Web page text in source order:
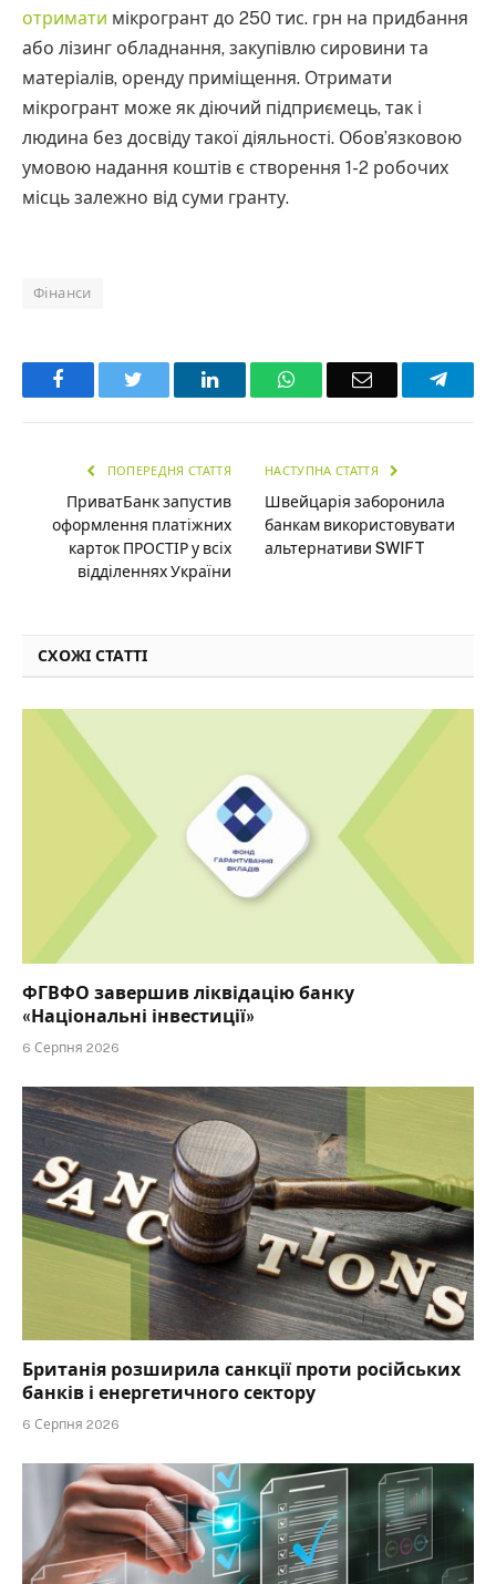
отримати мікрогрант до 250 тис. грн на придбання
або лізинг обладнання, закупівлю сировини та
матеріалів, оренду приміщення. Отримати
мікрогрант може як діючий підприємець, так і
людина без досвіду такої діяльності. Обов’язковою
умовою надання коштів є створення 1-2 робочих
місць залежно від суми гранту.
Фінанси
Facebook LinkedInWhatsAppEmail
ПОПЕРЕДНЯ СТАТТЯ
ПриватБанк запустив
оформлення платіжних
карток ПРОСТІР у всіх
відділеннях України
НАСТУПНА СТАТТЯ
Швейцарія заборонила
банкам використовувати
альтернативи SWIFT
СХОЖІ СТАТТІ
ФГВФО завершив ліквідацію банку
«Національні інвестиції»
6 Серпня 2026
Британія розширила санкції проти російських
банків і енергетичного сектору
6 Серпня 2026